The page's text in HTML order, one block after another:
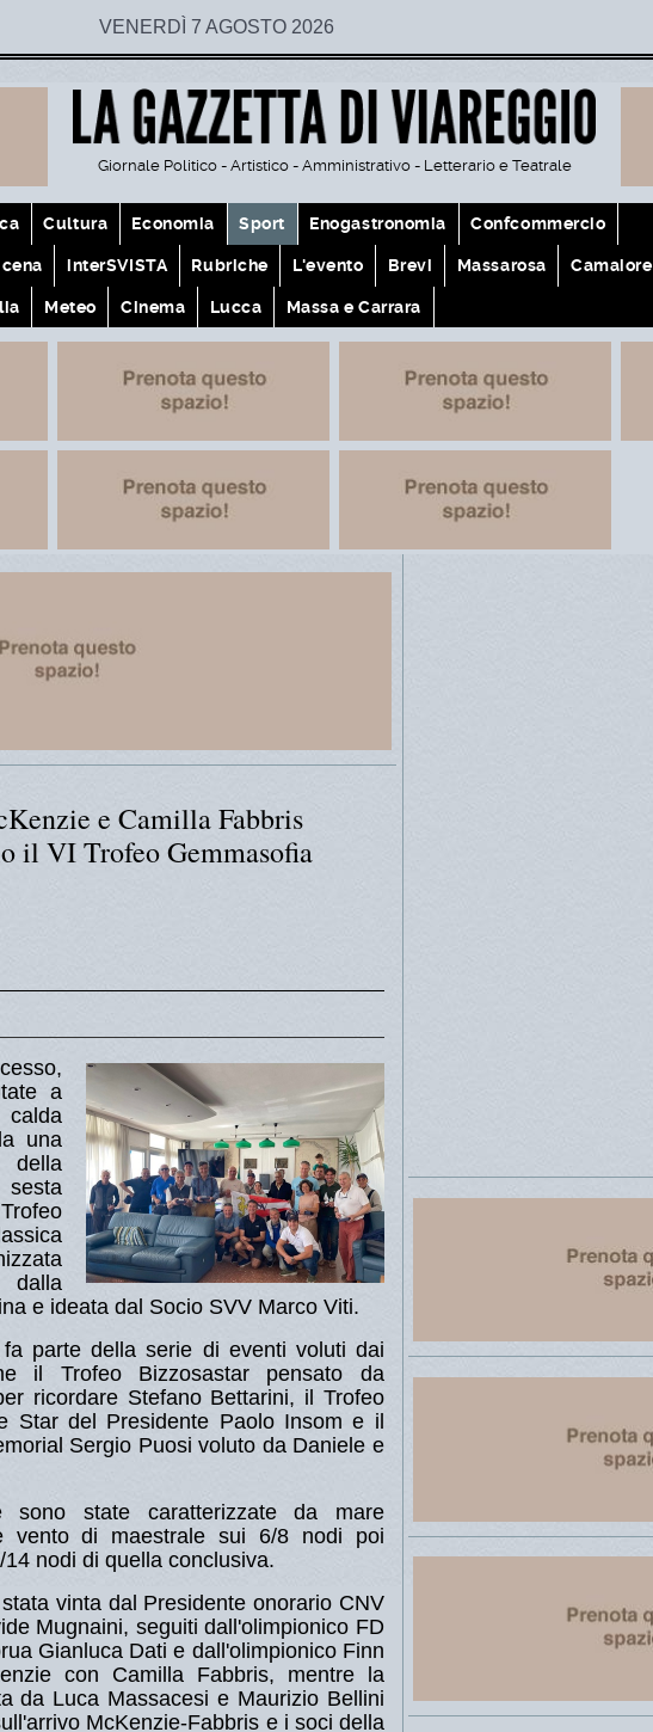
VENERDÌ 7 AGOSTO 2026
Giornale Politico - Artistico - Amministrativo - Letterario e Teatrale
Cultura Economia Sport Enogastronomia Confcommercio
interSVISTA Rubriche L'evento Brevi Massarosa Camaiore
Meteo Cinema Lucca Massa e Carrara
e Camilla Fabbris
il VI Trofeo Gemmasofia
a
una
della
dalla
e ideata dal Socio SVV Marco Viti.
parte della serie di eventi voluti dai
il Trofeo Bizzosastar pensato da
ricordare Stefano Bettarini, il Trofeo
Star del Presidente Paolo Insom e il
Sergio Puosi voluto da Daniele e
state caratterizzate da mare
vento di maestrale sui 6/8 nodi poi
nodi di quella conclusiva.
vinta dal Presidente onorario CNV
Mugnaini, seguiti dall'olimpionico FD
Gianluca Dati e dall'olimpionico Finn
con Camilla Fabbris, mentre la
da Luca Massacesi e Maurizio Bellini
McKenzie-Fabbris e i soci della